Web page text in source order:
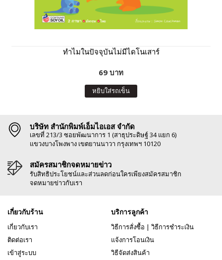
ทำไมในปัจจุบันไม่มีไดโนเสาร์
69 บาท
หยิบใส่รถเข็น
บริษัท สำนักพิมพ์เอ็มไอเอส จำกัด
เลขที่ 213/3 ซอยพัฒนาการ 1 (สาธุประดิษฐ์ 34 แยก 6)
แขวงบางโพงพาง เขตยานนาวา กรุงเทพฯ 10120
สมัครสมาชิกจดหมายข่าว
รับสิทธิประโยชน์และส่วนลดก่อนใครเพียงสมัครสมาชิก
จดหมายข่าวกับเรา
เกี่ยวกับร้าน
เกี่ยวกับเรา
ติดต่อเรา
เข้าสู่ระบบ
บริการลูกค้า
วิธีการสั่งซื้อ | วิธีการชำระเงิน
แจ้งการโอนเงิน
วิธีจัดส่งสินค้า